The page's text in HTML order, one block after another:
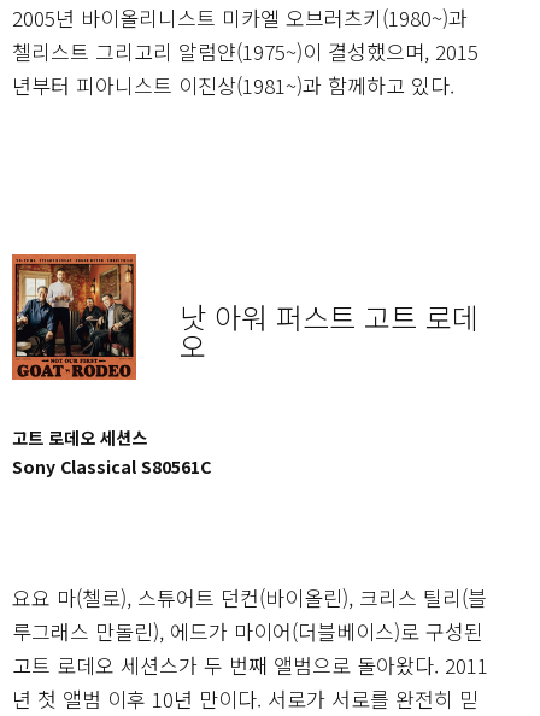
2005년 바이올리니스트 미카엘 오브러츠키(1980~)과
첼리스트 그리고리 알럼얀(1975~)이 결성했으며, 2015
년부터 피아니스트 이진상(1981~)과 함께하고 있다.
낫 아워 퍼스트 고트 로데
오
고트 로데오 세션스
Sony Classical S80561C
요요 마(첼로), 스튜어트 던컨(바이올린), 크리스 틸리(블
루그래스 만돌린), 에드가 마이어(더블베이스)로 구성된
고트 로데오 세션스가 두 번째 앨범으로 돌아왔다. 2011
년 첫 앨범 이후 10년 만이다. 서로가 서로를 완전히 믿